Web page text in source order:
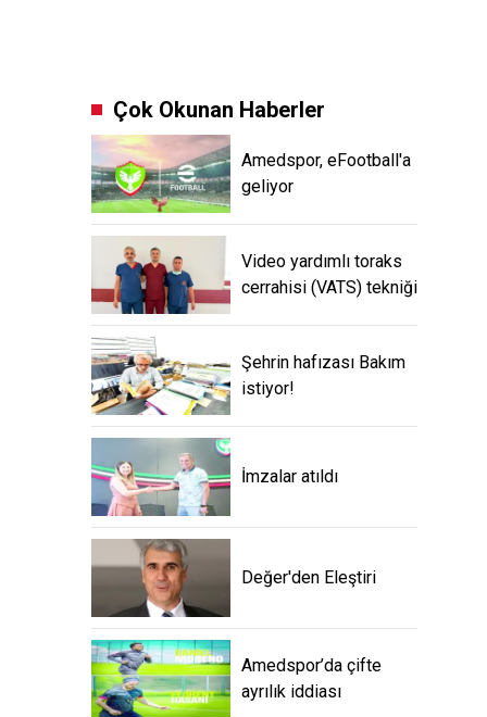
Çok Okunan Haberler
Amedspor, eFootball'a
geliyor
Video yardımlı toraks
cerrahisi (VATS) tekniği
Şehrin hafızası Bakım
istiyor!
İmzalar atıldı
Değer'den Eleştiri
Amedspor’da çifte
ayrılık iddiası